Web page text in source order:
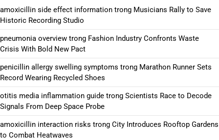
amoxicillin side effect information trong Musicians Rally to Save
Historic Recording Studio
pneumonia overview trong Fashion Industry Confronts Waste
Crisis With Bold New Pact
penicillin allergy swelling symptoms trong Marathon Runner Sets
Record Wearing Recycled Shoes
otitis media inflammation guide trong Scientists Race to Decode
Signals From Deep Space Probe
amoxicillin interaction risks trong City Introduces Rooftop Gardens
to Combat Heatwaves